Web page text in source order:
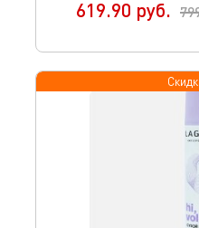
619.90 руб.